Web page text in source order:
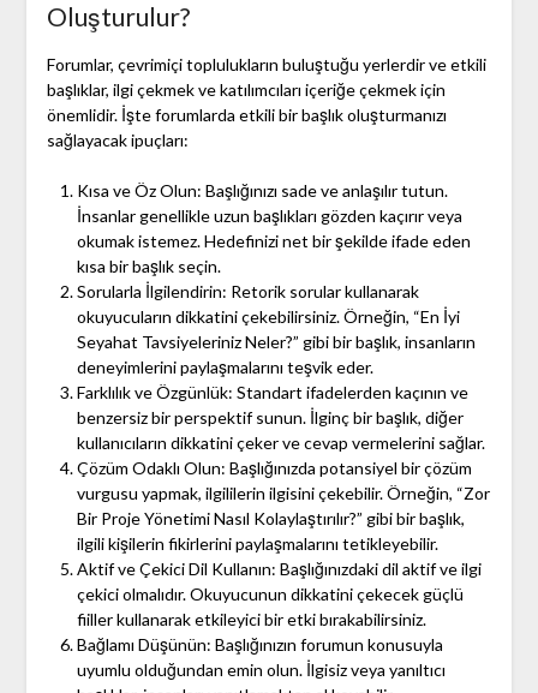
Oluşturulur?
Forumlar, çevrimiçi toplulukların buluştuğu yerlerdir ve etkili
başlıklar, ilgi çekmek ve katılımcıları içeriğe çekmek için
önemlidir. İşte forumlarda etkili bir başlık oluşturmanızı
sağlayacak ipuçları:
Kısa ve Öz Olun: Başlığınızı sade ve anlaşılır tutun.
İnsanlar genellikle uzun başlıkları gözden kaçırır veya
okumak istemez. Hedefinizi net bir şekilde ifade eden
kısa bir başlık seçin.
Sorularla İlgilendirin: Retorik sorular kullanarak
okuyucuların dikkatini çekebilirsiniz. Örneğin, “En İyi
Seyahat Tavsiyeleriniz Neler?” gibi bir başlık, insanların
deneyimlerini paylaşmalarını teşvik eder.
Farklılık ve Özgünlük: Standart ifadelerden kaçının ve
benzersiz bir perspektif sunun. İlginç bir başlık, diğer
kullanıcıların dikkatini çeker ve cevap vermelerini sağlar.
Çözüm Odaklı Olun: Başlığınızda potansiyel bir çözüm
vurgusu yapmak, ilgililerin ilgisini çekebilir. Örneğin, “Zor
Bir Proje Yönetimi Nasıl Kolaylaştırılır?” gibi bir başlık,
ilgili kişilerin fikirlerini paylaşmalarını tetikleyebilir.
Aktif ve Çekici Dil Kullanın: Başlığınızdaki dil aktif ve ilgi
çekici olmalıdır. Okuyucunun dikkatini çekecek güçlü
fiiller kullanarak etkileyici bir etki bırakabilirsiniz.
Bağlamı Düşünün: Başlığınızın forumun konusuyla
uyumlu olduğundan emin olun. İlgisiz veya yanıltıcı